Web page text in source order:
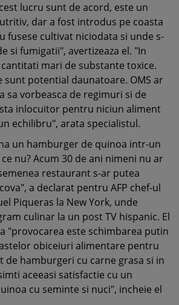
lucru sunt de acord, este un
dar a fost introdus pe coasta
fusese cultivat niciodata si unde s-
si fumigatii", avertizeaza el. "In
mari de substante toxice.
sunt potential daunatoare. OMS ar
sa vorbeasca de regimuri si de
inlocuitor pentru niciun aliment
echilibru", arata specialistul.
un hamburger de quinoa intr-un
nu? Acum 30 de ani nimeni nu ar
restaurant s-ar putea
a declarat pentru AFP chef-ul
Piqueras la New York, unde
culinar la un post TV hispanic. El
"provocarea este schimbarea putin
obiceiuri alimentare pentru
de hamburgeri cu carne grasa si in
aceeasi satisfactie cu un
cu seminte si nuci", incheie el